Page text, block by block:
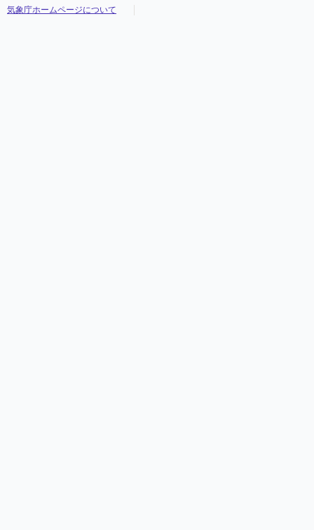
気象庁ホームページについて